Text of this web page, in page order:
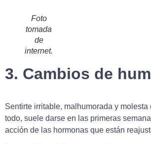
Foto
tomada
de
internet.
3. Cambios de
Sentirte irritable, malhumorada y molesta
todo, suele darse en las primeras
acción de las hormonas que están